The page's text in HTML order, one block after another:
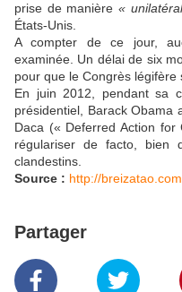
prise de manière«
États-Unis.
A compter de ce jour,
examinée. Un délai de six
pour que le Congrès légifère
En juin 2012, pendant sa
présidentiel, Barack Obama
Daca (« Deferred Action for
régulariser de facto, bien
clandestins.
Source : http://breizatao.com
Partager